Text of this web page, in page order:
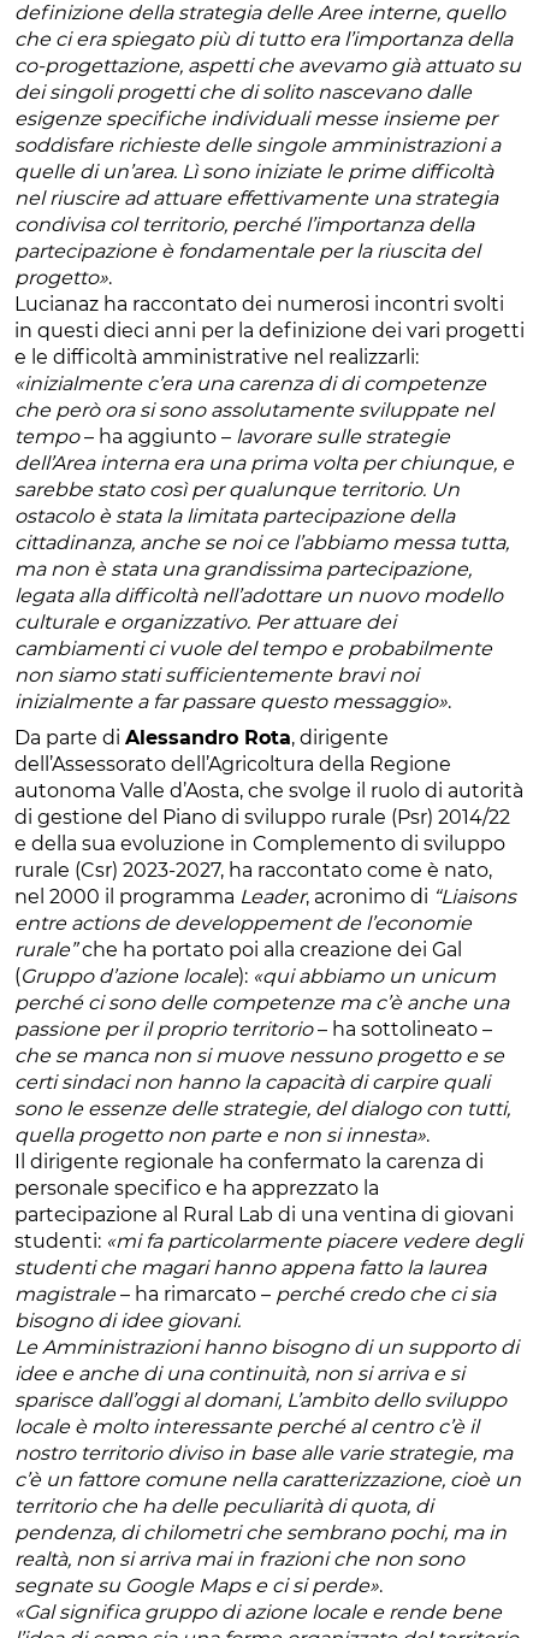
definizione della strategia delle Aree interne, quello
che ci era spiegato più di tutto era l’importanza della
co-progettazione, aspetti che avevamo già attuato su
dei singoli progetti che di solito nascevano dalle
esigenze specifiche individuali messe insieme per
soddisfare richieste delle singole amministrazioni a
quelle di un’area. Lì sono iniziate le prime difficoltà
nel riuscire ad attuare effettivamente una strategia
condivisa col territorio, perché l’importanza della
partecipazione è fondamentale per la riuscita del
progetto».
Lucianaz ha raccontato dei numerosi incontri svolti
in questi dieci anni per la definizione dei vari progetti
e le difficoltà amministrative nel realizzarli:
«inizialmente c’era una carenza di di competenze
che però ora si sono assolutamente sviluppate nel
tempo– ha aggiunto – lavorare sulle strategie
dell’Area interna era una prima volta per chiunque, e
sarebbe stato così per qualunque territorio. Un
ostacolo è stata la limitata partecipazione della
cittadinanza, anche se noi ce l’abbiamo messa tutta,
ma non è stata una grandissima partecipazione,
legata alla difficoltà nell’adottare un nuovo modello
culturale e organizzativo. Per attuare dei
cambiamenti ci vuole del tempo e probabilmente
non siamo stati sufficientemente bravi noi
inizialmente a far passare questo messaggio».
Da parte di Alessandro Rota, dirigente
dell’Assessorato dell’Agricoltura della Regione
autonoma Valle d’Aosta, che svolge il ruolo di autorità
di gestione del Piano di sviluppo rurale (Psr) 2014/22
e della sua evoluzione in Complemento di sviluppo
rurale (Csr) 2023-2027, ha raccontato come è nato,
nel 2000 il programma Leader, acronimo di “Liaisons
entre actions de developpement de l’economie
rurale”che ha portato poi alla creazione dei Gal
(Gruppo d’azione locale): «qui abbiamo un unicum
perché ci sono delle competenze ma c’è anche una
passione per il proprio territorio– ha sottolineato –
che se manca non si muove nessuno progetto e se
certi sindaci non hanno la capacità di carpire quali
sono le essenze delle strategie, del dialogo con tutti,
quella progetto non parte e non si innesta».
Il dirigente regionale ha confermato la carenza di
personale specifico e ha apprezzato la
partecipazione al Rural Lab di una ventina di giovani
studenti: «mi fa particolarmente piacere vedere degli
studenti che magari hanno appena fatto la laurea
magistrale– ha rimarcato – perché credo che ci sia
bisogno di idee giovani.
Le Amministrazioni hanno bisogno di un supporto di
idee e anche di una continuità, non si arriva e si
sparisce dall’oggi al domani, L’ambito dello sviluppo
locale è molto interessante perché al centro c’è il
nostro territorio diviso in base alle varie strategie, ma
c’è un fattore comune nella caratterizzazione, cioè un
territorio che ha delle peculiarità di quota, di
pendenza, di chilometri che sembrano pochi, ma in
realtà, non si arriva mai in frazioni che non sono
segnate su Google Maps e ci si perde».
«Gal significa gruppo di azione locale e rende bene